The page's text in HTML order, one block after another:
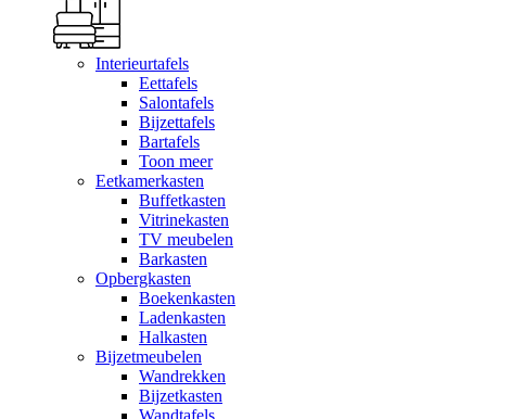
Interieurtafels
Eettafels
Salontafels
Bijzettafels
Bartafels
Toon meer
Eetkamerkasten
Buffetkasten
Vitrinekasten
TV meubelen
Barkasten
Opbergkasten
Boekenkasten
Ladenkasten
Halkasten
Bijzetmeubelen
Wandrekken
Bijzetkasten
Wandtafels